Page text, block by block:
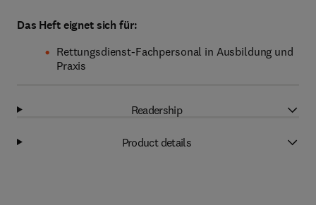
Das Heft eignet sich für:
Rettungsdienst-Fachpersonal in Ausbildung und
Praxis
Readership
Product details